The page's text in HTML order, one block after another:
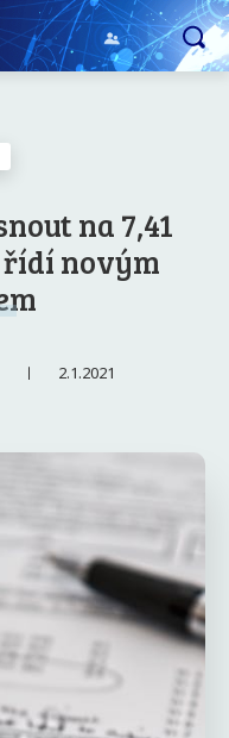
na 7,41
řídí novým
2.1.2021